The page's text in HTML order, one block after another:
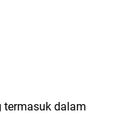
termasuk dalam